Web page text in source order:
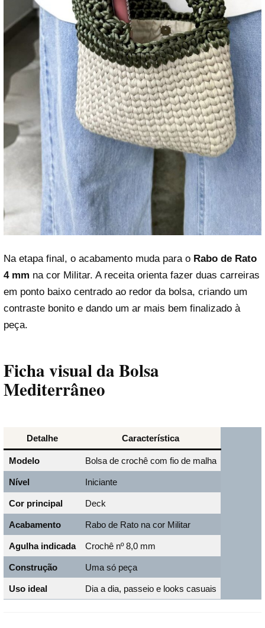
Na etapa final, o acabamento muda para o Rabo de Rato
4 mm na cor Militar. A receita orienta fazer duas carreiras
em ponto baixo centrado ao redor da bolsa, criando um
contraste bonito e dando um ar mais bem finalizado à
peça.
Ficha visual da Bolsa
Mediterrâneo
Detalhe Característica
Modelo Bolsa de crochê com fio de malha
Nível Iniciante
Cor principal Deck
Acabamento Rabo de Rato na cor Militar
Agulha indicada Crochê nº 8,0 mm
Construção Uma só peça
Uso ideal Dia a dia, passeio e looks casuais